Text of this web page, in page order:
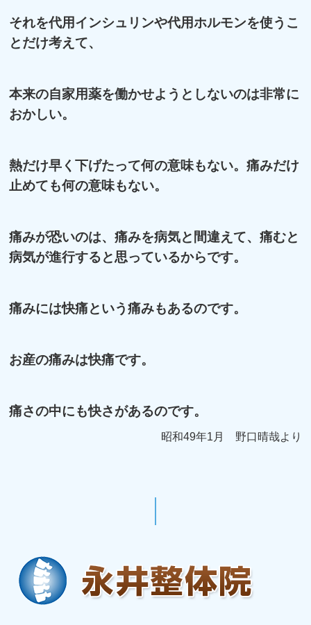
それを代用インシュリンや代用ホルモンを使うこ
とだけ考えて、
本来の自家用薬を働かせようとしないのは非常に
おかしい。
熱だけ早く下げたって何の意味もない。痛みだけ
止めても何の意味もない。
痛みが恐いのは、痛みを病気と間違えて、痛むと
病気が進行すると思っているからです。
痛みには快痛という痛みもあるのです。
お産の痛みは快痛です。
痛さの中にも快さがあるのです。
昭和49年1月 野口晴哉より